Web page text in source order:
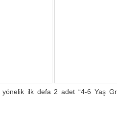
ilk defa 2 adet “4-6 Yaş